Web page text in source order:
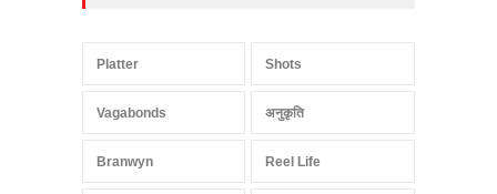
Platter Shots
Vagabonds अनुकृति
Branwyn Reel Life